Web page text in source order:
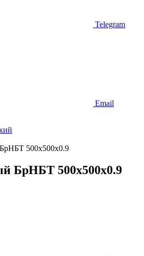
Telegram
Email
500х500х0.9
БрНБТ 500х500х0.9